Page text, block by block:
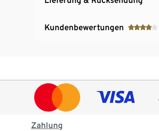
Kundenbewertungen
Zahlung